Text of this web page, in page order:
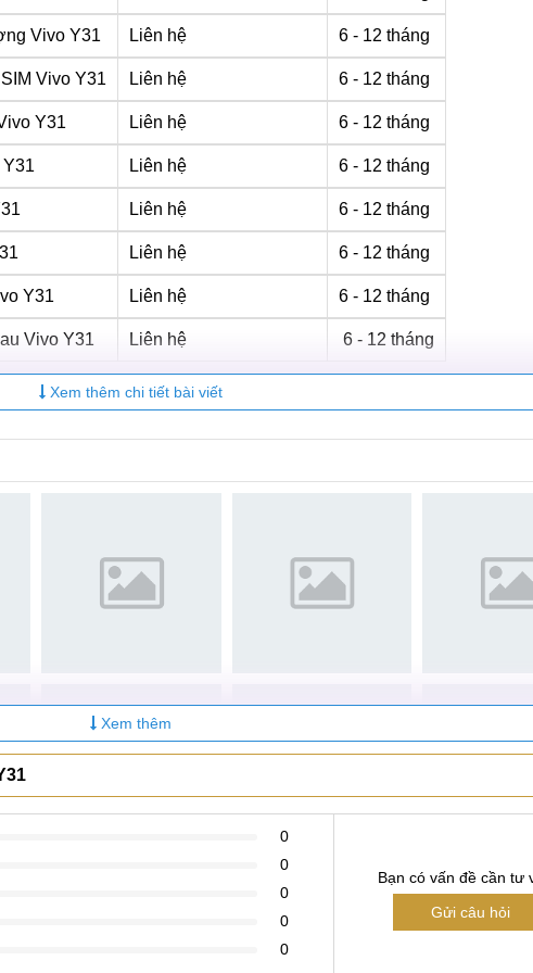
Vivo Y31 Liên hệ 6 - 12 tháng
Vivo Y31 Liên hệ 6 - 12 tháng
Y31 Liên hệ 6 - 12 tháng
Liên hệ 6 - 12 tháng
Liên hệ 6 - 12 tháng
Liên hệ 6 - 12 tháng
Y31 Liên hệ 6 - 12 tháng
Vivo Y31 Liên hệ 6 - 12 tháng
có thể lắp SIM lên máy và thực hiện các cuộc gọi hay nhắn tin
và không thể nghe, gọi hay nhắn tin di động. Bạn cũng không
Thay, sửa khay SIM Vivo Y31
phận vô cùng quan trọng và quyết định rất nhiều đến trải nghiệm
năng nghe, gọi hay giải trí. Tuy nhiên, trong quá trình sử dụng,
tình trạng hư loa, biểu hiện là:
Xem thêm chi tiết bài viết
Xem thêm
0
0
0
0
0
Bạn có vấn đề cần tư
Gửi câu hỏi